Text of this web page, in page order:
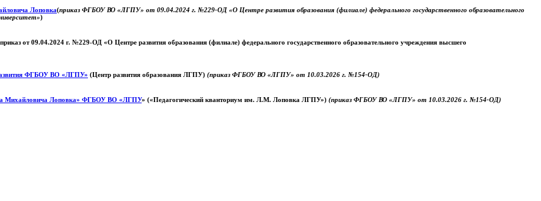
Лоповка(приказ ФГБОУ ВО «ЛГПУ» от 09.04.2024 г. №229-ОД «О Центре развития образования (филиале) федерального государственного образовательного
)
от 09.04.2024 г. №229-ОД «О Центре развития образования (филиале) федерального государственного образовательного учреждения высшего
ФГБОУ ВО «ЛГПУ» (Центр развития образования ЛГПУ) (приказ ФГБОУ ВО «ЛГПУ» от 10.03.2026 г. №154-ОД)
Михайловича Лоповка» ФГБОУ ВО «ЛГПУ» («Педагогический кванториум им. Л.М. Лоповка ЛГПУ») (приказ ФГБОУ ВО «ЛГПУ» от 10.03.2026 г. №154-ОД)